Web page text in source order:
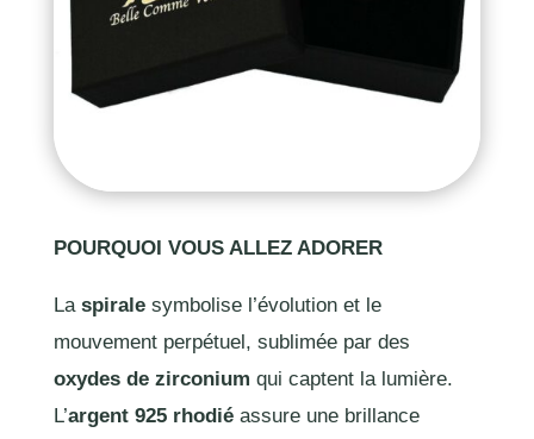
POURQUOI VOUS ALLEZ ADORER
La spiralesymbolise l’évolution et le
mouvement perpétuel, sublimée par des
oxydes de zirconium qui captent la lumière.
L’argent 925 rhodiéassure une brillance